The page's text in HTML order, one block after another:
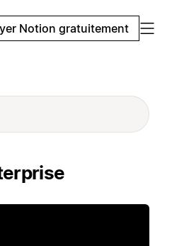
Notion gratuitement